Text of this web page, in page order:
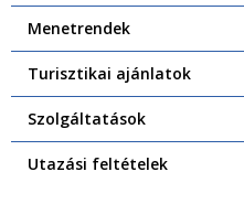
Menetrendek
Turisztikai ajánlatok
Szolgáltatások
Utazási feltételek